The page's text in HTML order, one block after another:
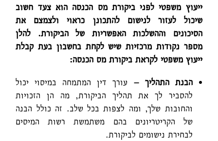
ייעוץ משפטי לפני ביקורת מס הכנסה הוא צעד חשוב
שיכול לעזור לנישום להתכונן כראוי ולצמצם את
הסיכונים וההשלכות האפשריות של הביקורת.
להלן
מספר נקודות מרכזיות שיש לקחת בחשבון בעת קבלת
ייעוץ משפטי לקראת ביקורת מס הכנסה:
הבנת התהליך –עורך דין המתמחה במיסוי יכול
להסביר לך את תהליך הביקורת, מה הן הזכויות
והחובות שלך, ומה לצפות בכל שלב. זה כולל הבנה
של הקריטריונים בהם משתמשת רשות המיסים
לבחירת נישומים לביקורת.